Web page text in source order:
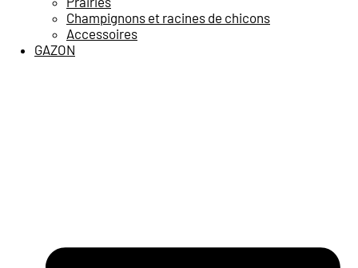
Champignons et racines de chicons
Accessoires
GAZON